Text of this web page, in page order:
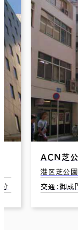
ＡＣＮ芝
港区芝公
交通：御